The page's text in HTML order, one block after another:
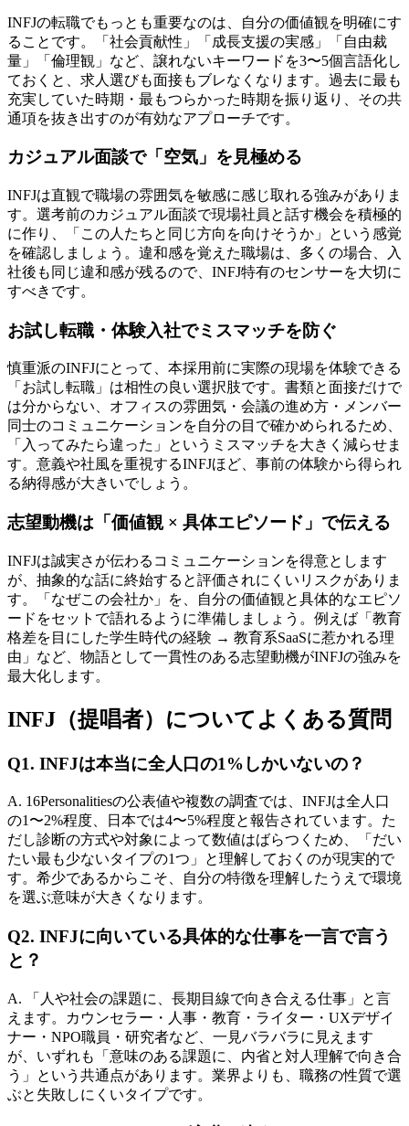
INFJの転職でもっとも重要なのは、自分の価値観を明確にす
ることです。「社会貢献性」「成長支援の実感」「自由裁
量」「倫理観」など、譲れないキーワードを3〜5個言語化し
ておくと、求人選びも面接もブレなくなります。過去に最も
充実していた時期・最もつらかった時期を振り返り、その共
通項を抜き出すのが有効なアプローチです。
カジュアル面談で「空気」を見極める
INFJは直観で職場の雰囲気を敏感に感じ取れる強みがありま
す。選考前のカジュアル面談で現場社員と話す機会を積極的
に作り、「この人たちと同じ方向を向けそうか」という感覚
を確認しましょう。違和感を覚えた職場は、多くの場合、入
社後も同じ違和感が残るので、INFJ特有のセンサーを大切に
すべきです。
お試し転職・体験入社でミスマッチを防ぐ
慎重派のINFJにとって、本採用前に実際の現場を体験できる
「お試し転職」は相性の良い選択肢です。書類と面接だけで
は分からない、オフィスの雰囲気・会議の進め方・メンバー
同士のコミュニケーションを自分の目で確かめられるため、
「入ってみたら違った」というミスマッチを大きく減らせま
す。意義や社風を重視するINFJほど、事前の体験から得られ
る納得感が大きいでしょう。
志望動機は「価値観 × 具体エピソード」で伝える
INFJは誠実さが伝わるコミュニケーションを得意とします
が、抽象的な話に終始すると評価されにくいリスクがありま
す。「なぜこの会社か」を、自分の価値観と具体的なエピソ
ードをセットで語れるように準備しましょう。例えば「教育
格差を目にした学生時代の経験 → 教育系SaaSに惹かれる理
由」など、物語として一貫性のある志望動機がINFJの強みを
最大化します。
INFJ（提唱者）についてよくある質問
Q1. INFJは本当に全人口の1%しかいないの？
A. 16Personalitiesの公表値や複数の調査では、INFJは全人口
の1〜2%程度、日本では4〜5%程度と報告されています。た
だし診断の方式や対象によって数値はばらつくため、「だい
たい最も少ないタイプの1つ」と理解しておくのが現実的で
す。希少であるからこそ、自分の特徴を理解したうえで環境
を選ぶ意味が大きくなります。
Q2. INFJに向いている具体的な仕事を一言で言う
と？
A. 「人や社会の課題に、長期目線で向き合える仕事」と言
えます。カウンセラー・人事・教育・ライター・UXデザイ
ナー・NPO職員・研究者など、一見バラバラに見えます
が、いずれも「意味のある課題に、内省と対人理解で向き合
う」という共通点があります。業界よりも、職務の性質で選
ぶと失敗しにくいタイプです。